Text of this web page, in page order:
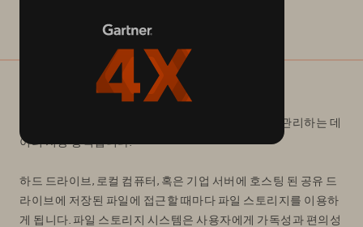
파일 스토리지는 데이터를 폴더 내 파일로 저장하고 관리하는 데
이터 저장 형식입니다.
하드 드라이브, 로컬 컴퓨터, 혹은 기업 서버에 호스팅 된 공유 드
라이브에 저장된 파일에 접근할 때마다 파일 스토리지를 이용하
게 됩니다. 파일 스토리지 시스템은 사용자에게 가독성과 편의성